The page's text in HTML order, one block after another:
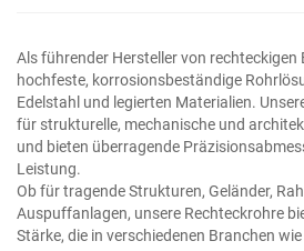
Als führender Hersteller von
hochfeste, korrosionsbeständige
Edelstahl und legierten Materialien.
für strukturelle, mechanische und
und bieten überragende
Leistung.
Ob für tragende Strukturen, Geländer,
Auspuffanlagen, unsere Rechteckrohre
Stärke, die in verschiedenen Branchen